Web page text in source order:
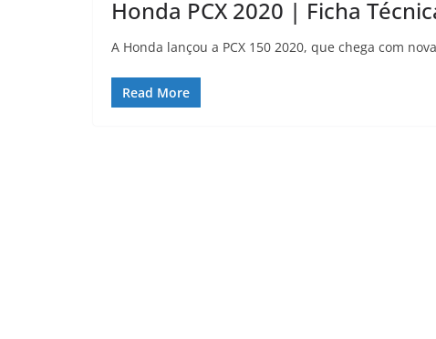
Honda PCX 2020 | Ficha
A Honda lançou a PCX 150 2020, que chega com
Read More